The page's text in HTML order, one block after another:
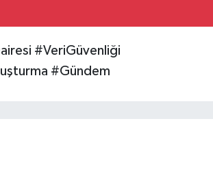
#VeriGüvenliği
#Gündem